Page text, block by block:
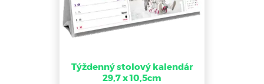
Týždenný stolový kalendár
29,7 x 10,5cm